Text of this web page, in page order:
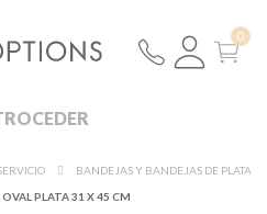
BANDEJAS Y BANDEJAS DE PLATA
PLATA 31 X 45 CM